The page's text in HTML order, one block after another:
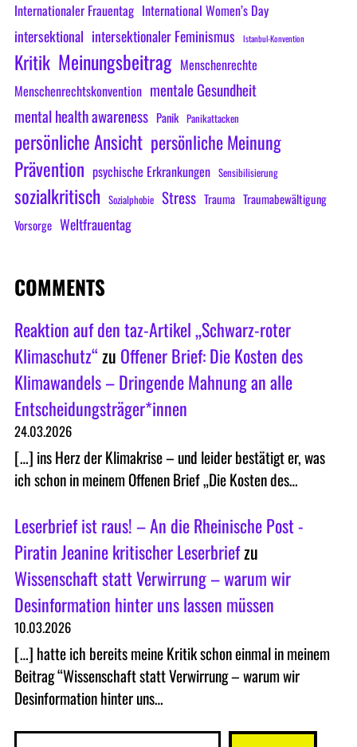
Internationaler Frauentag International Women’s Day
intersektional intersektionaler Feminismus Istanbul-Konvention
Kritik Meinungsbeitrag Menschenrechte
Menschenrechtskonvention mentale Gesundheit
mental health awareness Panik Panikattacken
persönliche Ansicht persönliche Meinung
Prävention psychische Erkrankungen Sensibilisierung
sozialkritisch Sozialphobie Stress Trauma Traumabewältigung
Vorsorge Weltfrauentag
COMMENTS
Reaktion auf den taz-Artikel „Schwarz-roter
Klimaschutz“zu Offener Brief: Die Kosten des
Klimawandels – Dringende Mahnung an alle
Entscheidungsträger*innen
24.03.2026
[…] ins Herz der Klimakrise – und leider bestätigt er, was
ich schon in meinem Offenen Brief „Die Kosten des…
Leserbrief ist raus! – An die Rheinische Post -
Piratin Jeanine kritischer Leserbriefzu
Wissenschaft statt Verwirrung – warum wir
Desinformation hinter uns lassen müssen
10.03.2026
[…] hatte ich bereits meine Kritik schon einmal in meinem
Beitrag “Wissenschaft statt Verwirrung – warum wir
Desinformation hinter uns…